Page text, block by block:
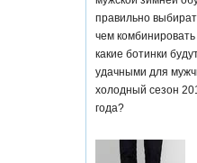
правильно
чем комбинировать
какие ботинки
удачными для
холодный сезон
года?